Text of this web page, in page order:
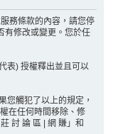
務條款的內容，請您停
有修改或變更。您於任
表) 授權釋出並且可以
您觸犯了以上的規定，
在任何時間移除、修
討 論 區 | 網 賺」和